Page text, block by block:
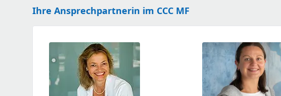
Ihre Ansprechpartnerin im CCC MF